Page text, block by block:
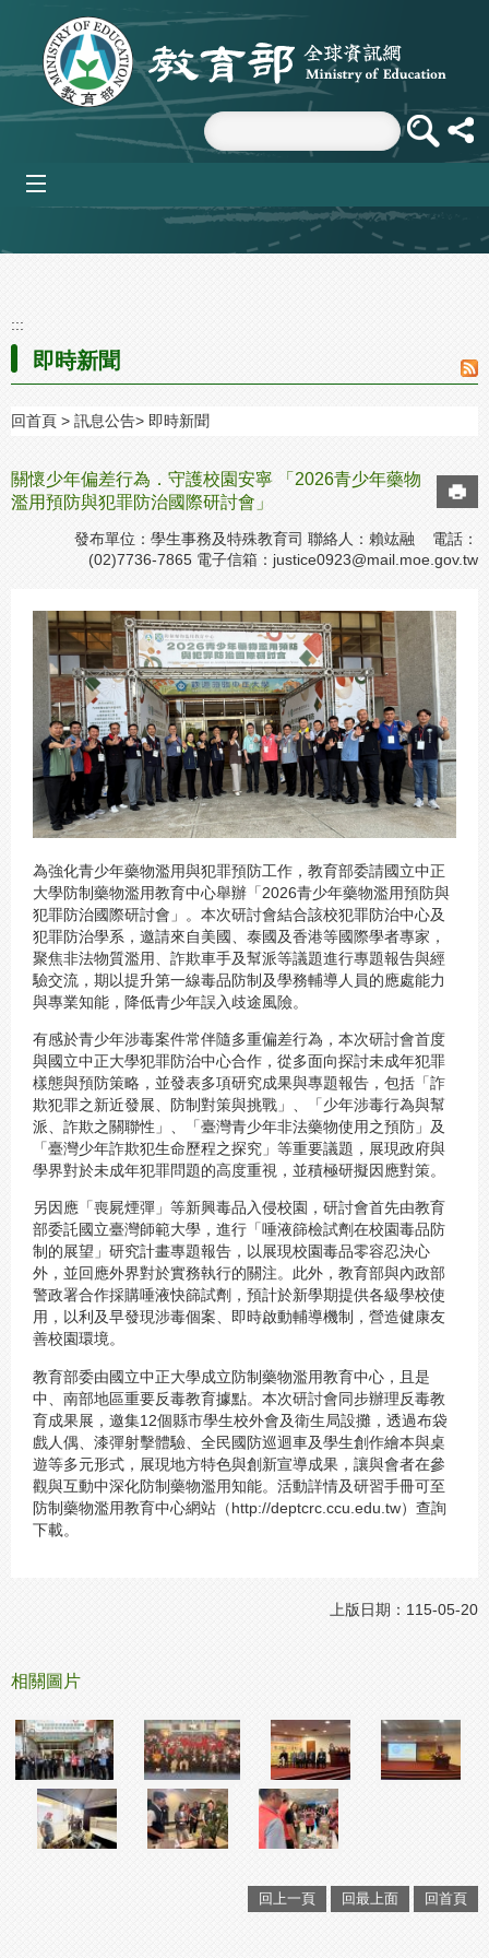
跳到主要內容區塊
:::
即時新聞
回首頁 訊息公告 即時新聞
關懷少年偏差行為．守護校園安寧 「2026青少年藥物
濫用預防與犯罪防治國際研討會」
發布單位：學生事務及特殊教育司 聯絡人：賴竑融 電話：
(02)7736-7865 電子信箱： justice0923@mail.moe.gov.tw
為強化青少年藥物濫用與犯罪預防工作，教育部委請國立中正
大學防制藥物濫用教育中心舉辦「2026青少年藥物濫用預防與
犯罪防治國際研討會」。本次研討會結合該校犯罪防治中心及
犯罪防治學系，邀請來自美國、泰國及香港等國際學者專家，
聚焦非法物質濫用、詐欺車手及幫派等議題進行專題報告與經
驗交流，期以提升第一線毒品防制及學務輔導人員的應處能力
與專業知能，降低青少年誤入歧途風險。
有感於青少年涉毒案件常伴隨多重偏差行為，本次研討會首度
與國立中正大學犯罪防治中心合作，從多面向探討未成年犯罪
樣態與預防策略，並發表多項研究成果與專題報告，包括「詐
欺犯罪之新近發展、防制對策與挑戰」、「少年涉毒行為與幫
派、詐欺之關聯性」、「臺灣青少年非法藥物使用之預防」及
「臺灣少年詐欺犯生命歷程之探究」等重要議題，展現政府與
學界對於未成年犯罪問題的高度重視，並積極研擬因應對策。
另因應「喪屍煙彈」等新興毒品入侵校園，研討會首先由教育
部委託國立臺灣師範大學，進行「唾液篩檢試劑在校園毒品防
制的展望」研究計畫專題報告，以展現校園毒品零容忍決心
外，並回應外界對於實務執行的關注。此外，教育部與內政部
警政署合作採購唾液快篩試劑，預計於新學期提供各級學校使
用，以利及早發現涉毒個案、即時啟動輔導機制，營造健康友
善校園環境。
教育部委由國立中正大學成立防制藥物濫用教育中心，且是
中、南部地區重要反毒教育據點。本次研討會同步辦理反毒教
育成果展，邀集12個縣市學生校外會及衛生局設攤，透過布袋
戲人偶、漆彈射擊體驗、全民國防巡迴車及學生創作繪本與桌
遊等多元形式，展現地方特色與創新宣導成果，讓與會者在參
觀與互動中深化防制藥物濫用知能。活動詳情及研習手冊可至
防制藥物濫用教育中心網站（http://deptcrc.ccu.edu.tw）查詢
下載。
上版日期：115-05-20
相關圖片
回上一頁 回最上面 回首頁